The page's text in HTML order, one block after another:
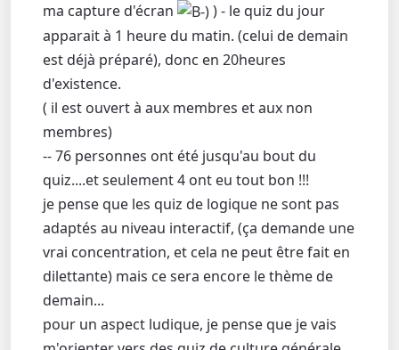
ma capture d'écran
) - le quiz du jour
apparait à 1 heure du matin. (celui de demain
est déjà préparé), donc en 20heures
d'existence.
( il est ouvert à aux membres et aux non
membres)
-- 76 personnes ont été jusqu'au bout du
quiz....et seulement 4 ont eu tout bon !!!
je pense que les quiz de logique ne sont pas
adaptés au niveau interactif, (ça demande une
vrai concentration, et cela ne peut être fait en
dilettante) mais ce sera encore le thème de
demain...
pour un aspect ludique, je pense que je vais